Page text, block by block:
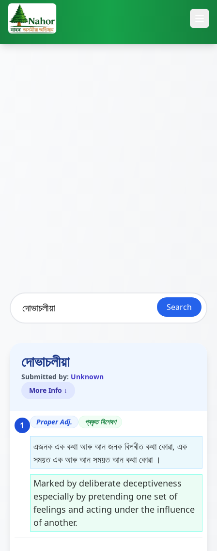
Search
দোভাচলীয়া
Submitted by: Unknown
More Info ↓
1 Proper Adj. প্ৰকৃত বিশেষণ
এজনক এক কথা আৰু আন জনক বিপৰীত কথা কোৱা, এক
সময়ত এক আৰু আন সময়ত আন কথা কোৱা ।
Marked by deliberate deceptiveness
especially by pretending one set of
feelings and acting under the influence
of another.